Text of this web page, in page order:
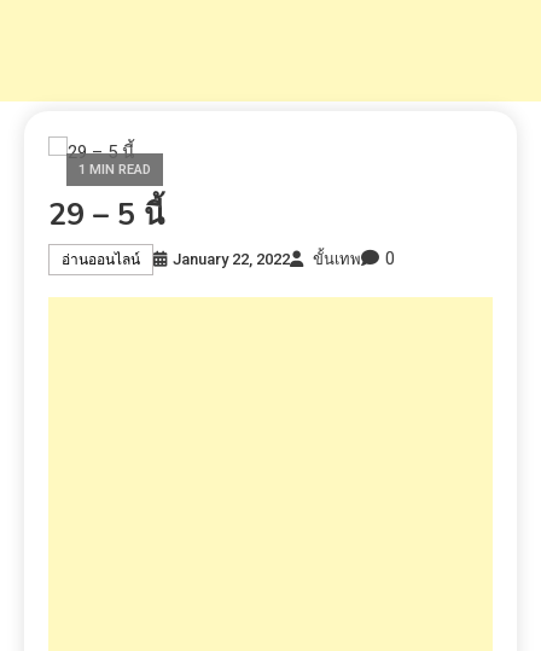
1 MIN READ
29 – 5 นี้
อ่านออนไลน์ January 22, 2022 ขั้นเทพ 0